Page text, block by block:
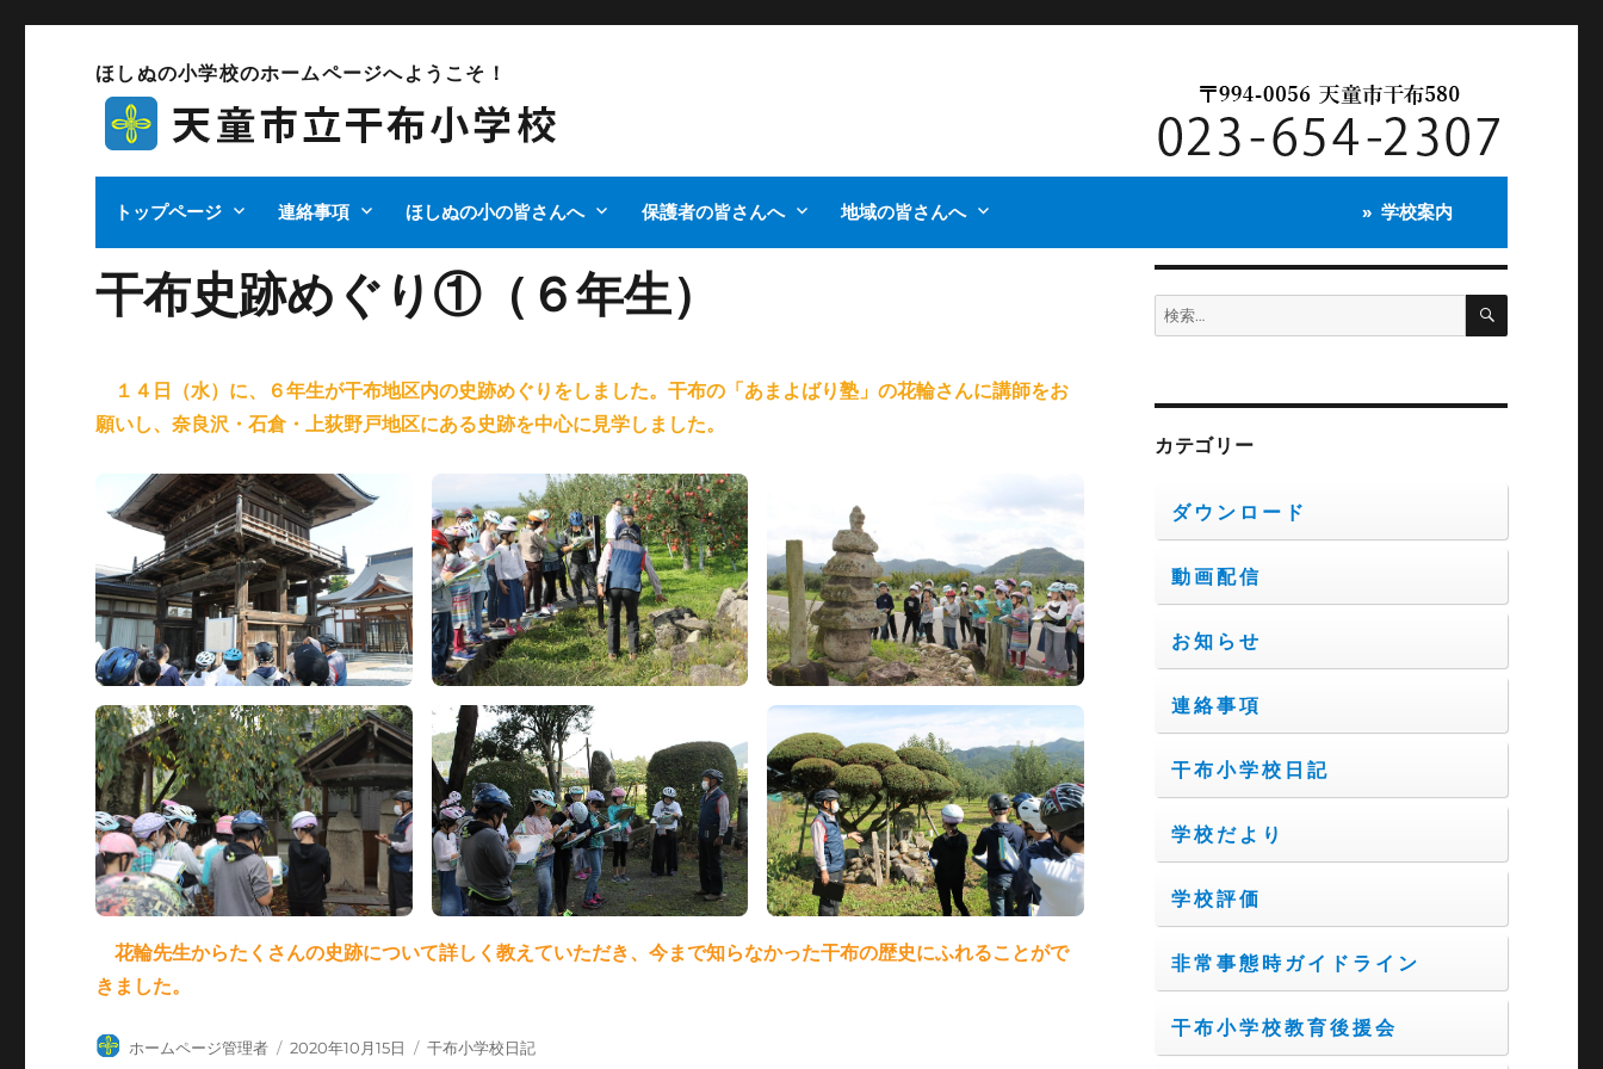
ほしぬの小学校のホームページへようこそ！
トップページ 連絡事項 ほしぬの小の皆さんへ 保護者の皆さんへ 地域の皆さんへ 学校案内
干布史跡めぐり①（６年生）
１４日（水）に、６年生が干布地区内の史跡めぐりをしました。干布の「あまよばり塾」の花輪さんに講師をお
願いし、奈良沢・石倉・上荻野戸地区にある史跡を中心に見学しました。
花輪先生からたくさんの史跡について詳しく教えていただき、今まで知らなかった干布の歴史にふれることがで
きました。
投
ホームページ管理者
投
2020年10月15日
カ
干布小学校日記
検
索:
検
カテゴリー
ダウンロード
動画配信
お知らせ
連絡事項
干布小学校日記
学校だより
学校評価
非常事態時ガイドライン
干布小学校教育後援会